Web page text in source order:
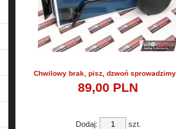
Chwilowy brak, pisz, dzwoń
89,00 PLN
Dodaj: szt.